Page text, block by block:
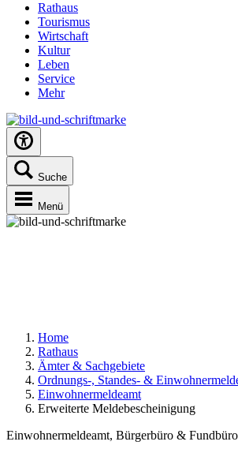
Rathaus
Tourismus
Wirtschaft
Kultur
Leben
Service
Mehr
Suche
Menü
Home
Rathaus
Ämter & Sachgebiete
Ordnungs-, Standes- &
Einwohnermeldeamt
Erweiterte Meldebescheinigung
Einwohnermeldeamt, Bürgerbüro & Fundbüro